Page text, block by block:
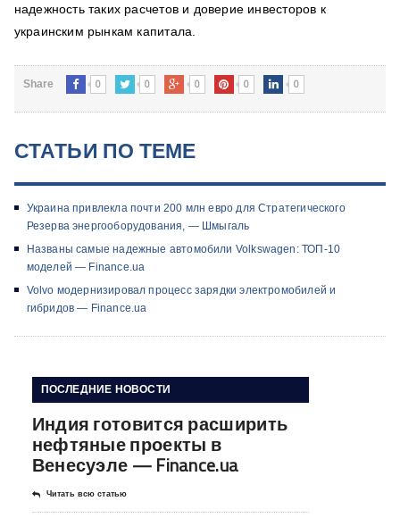
надежность таких расчетов и доверие инвесторов к
украинским рынкам капитала.
Share 0 0 0 0 0
СТАТЬИ ПО ТЕМЕ
Украина привлекла почти 200 млн евро для Стратегического
Резерва энергооборудования, — Шмыгаль
Названы самые надежные автомобили Volkswagen: ТОП-10
моделей — Finance.ua
Volvo модернизировал процесс зарядки электромобилей и
гибридов — Finance.ua
ПОСЛЕДНИЕ НОВОСТИ
Индия готовится расширить
нефтяные проекты в
Венесуэле — Finance.ua
Читать всю статью